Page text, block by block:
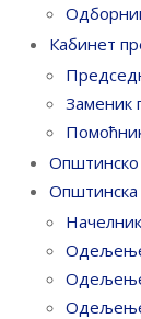
Кабинет
Заменик
Општинско
Општинска
Одељење
Одељење